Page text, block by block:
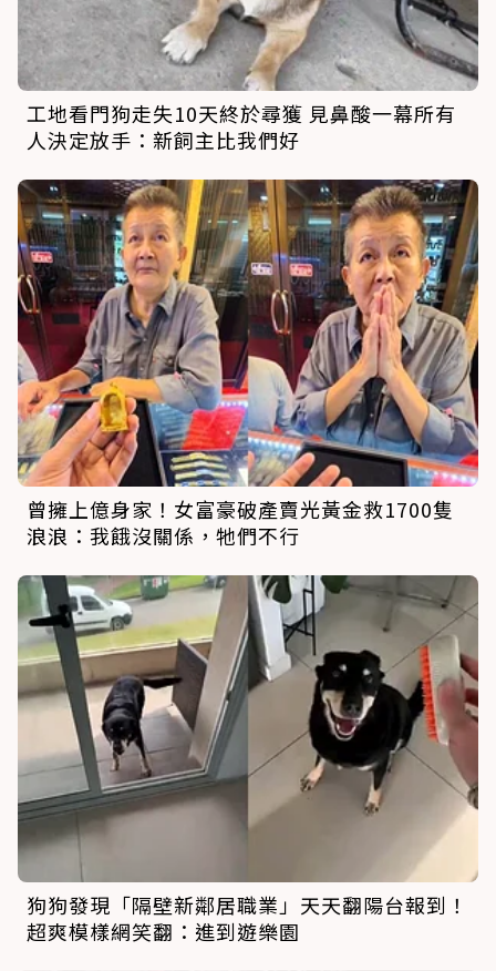
工地看門狗走失10天終於尋獲 見鼻酸一幕所有
人決定放手：新飼主比我們好
曾擁上億身家！女富豪破產賣光黃金救1700隻
浪浪：我餓沒關係，牠們不行
狗狗發現「隔壁新鄰居職業」天天翻陽台報到！
超爽模樣網笑翻：進到遊樂園